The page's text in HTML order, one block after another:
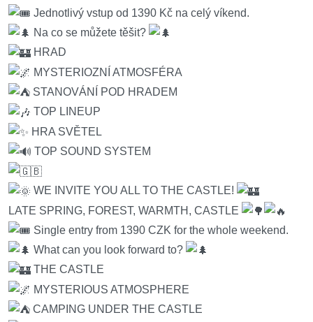
Jednotlivý vstup od 1390 Kč na celý víkend.
Na co se můžete těšit?
HRAD
MYSTERIOZNÍ ATMOSFÉRA
STANOVÁNÍ POD HRADEM
TOP LINEUP
HRA SVĚTEL
TOP SOUND SYSTEM
WE INVITE YOU ALL TO THE CASTLE!
LATE SPRING, FOREST, WARMTH, CASTLE
Single entry from 1390 CZK for the whole weekend.
What can you look forward to?
THE CASTLE
MYSTERIOUS ATMOSPHERE
CAMPING UNDER THE CASTLE